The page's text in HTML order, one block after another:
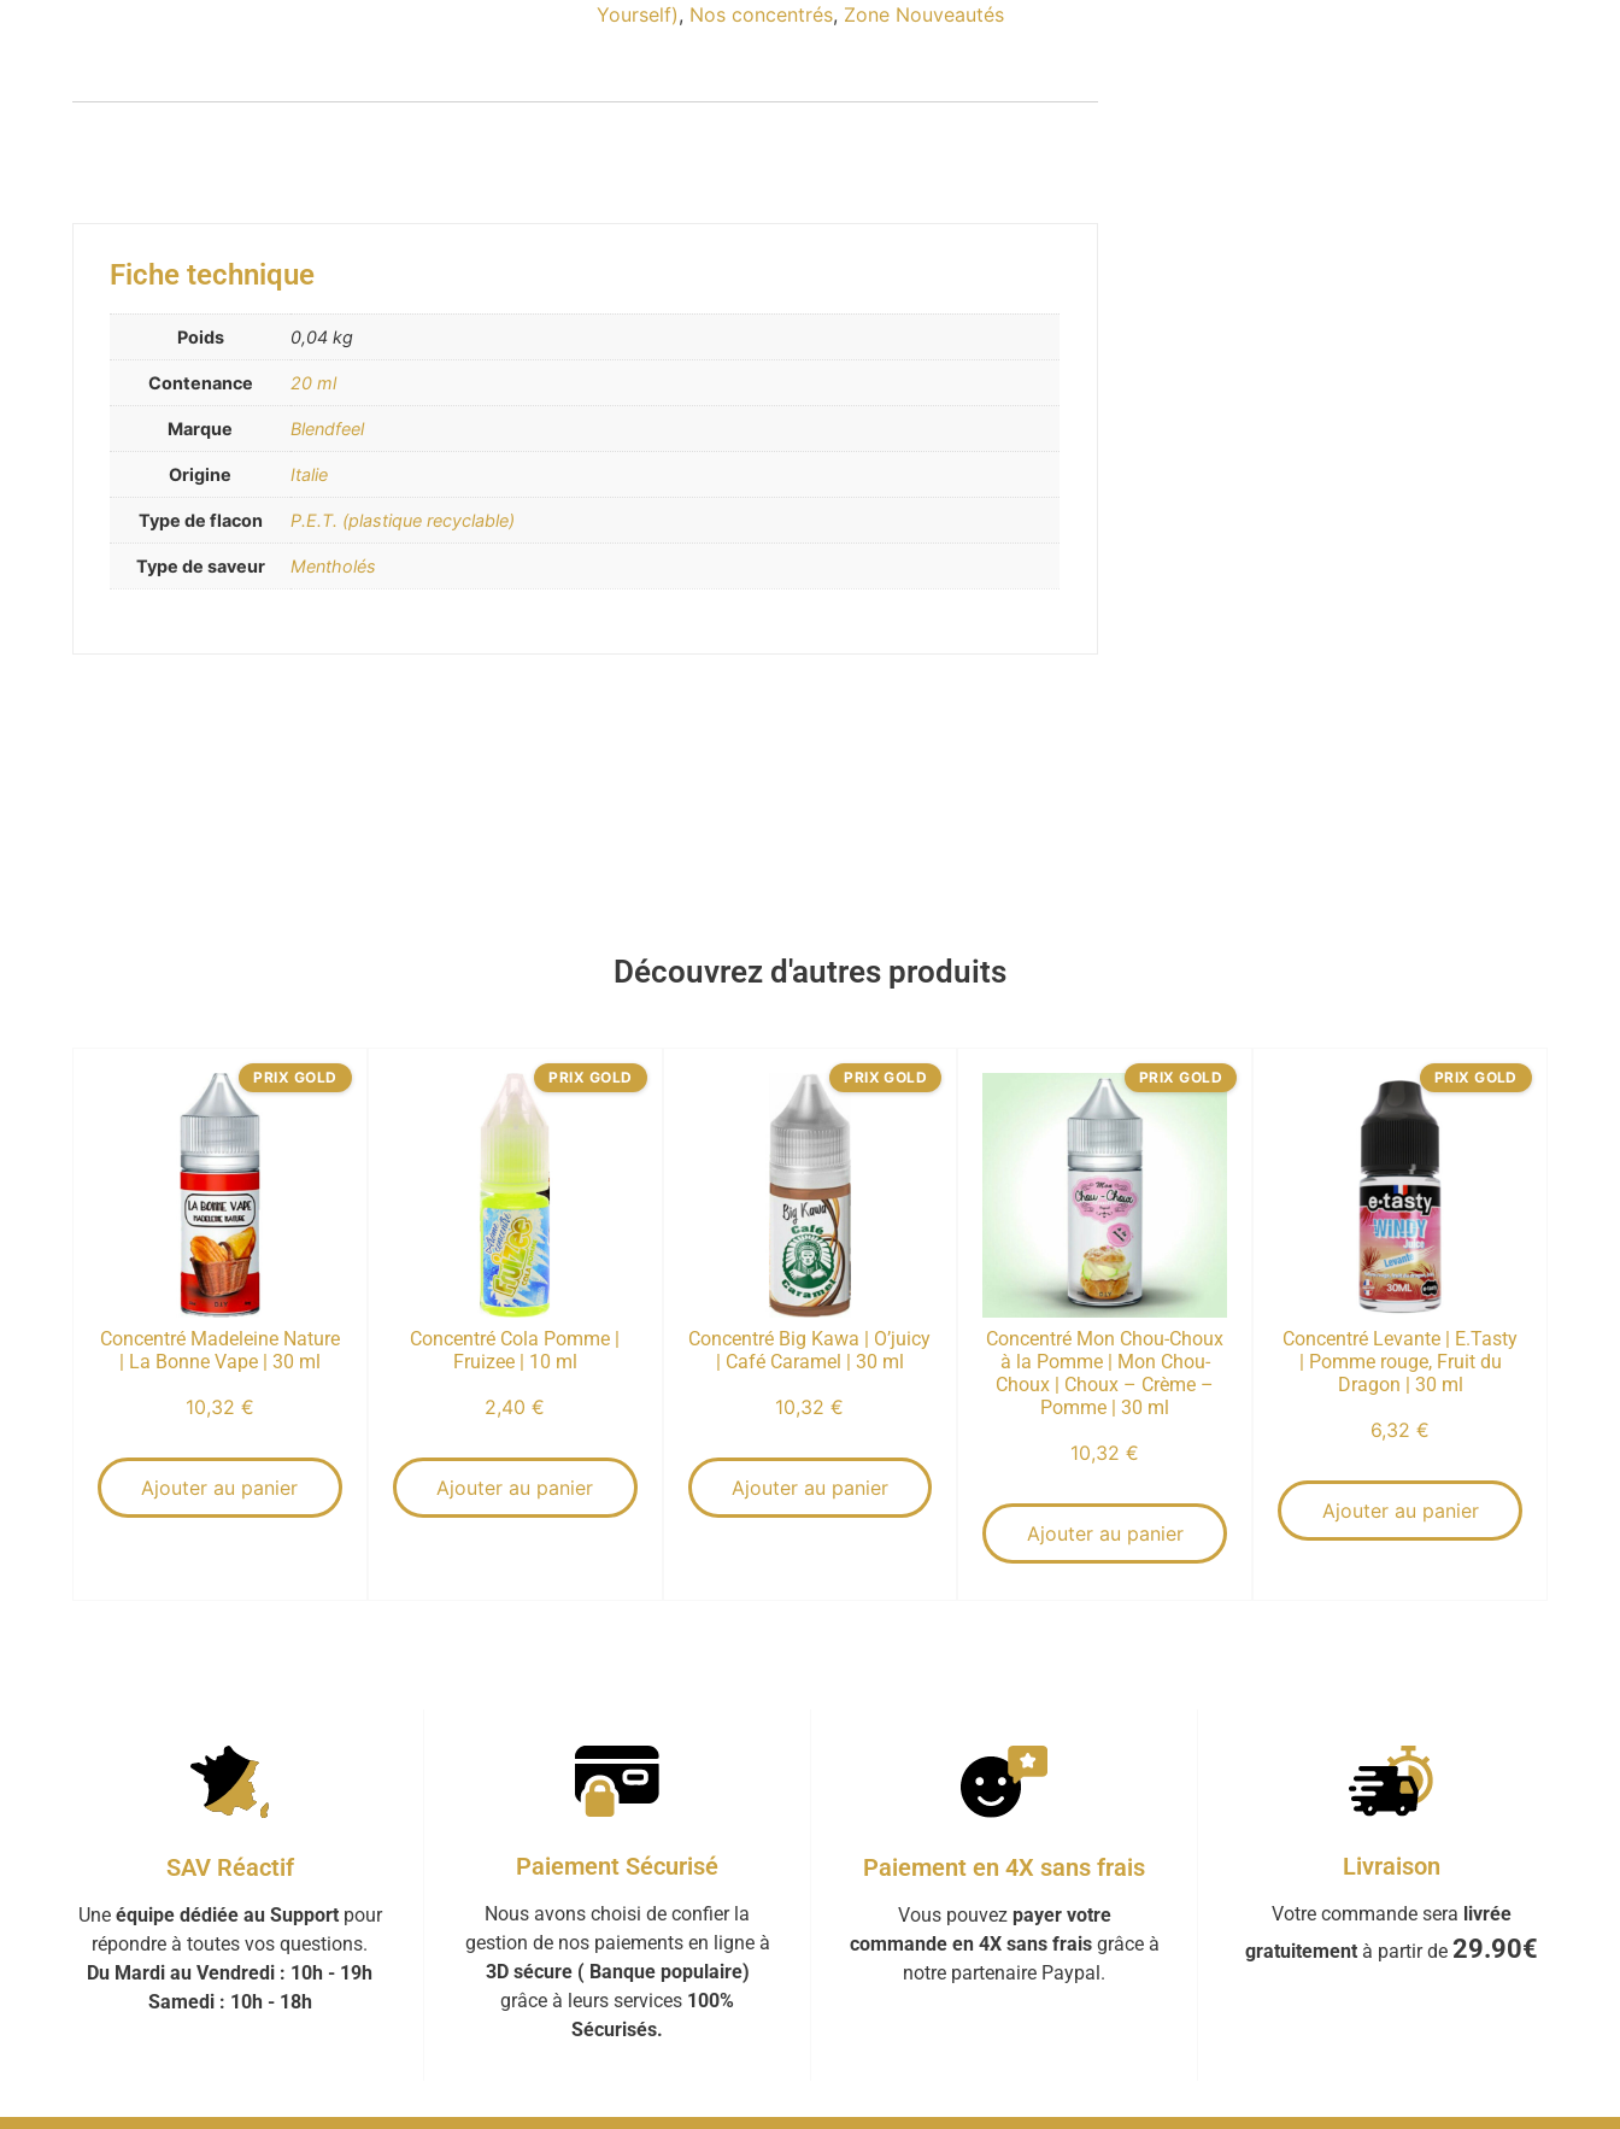
Yourself), Nos concentrés, Zone Nouveautés
Fiche technique
Poids 0,04 kg
Contenance 20 ml
Marque Blendfeel
Origine Italie
Type de flacon P.E.T. (plastique recyclable)
Type de saveur Mentholés
Découvrez d'autres produits
Concentré Madeleine Nature
| La Bonne Vape | 30 ml
10,32 €
Ajouter au panier
PRIX GOLD
Concentré Cola Pomme |
Fruizee | 10 ml
2,40€
Ajouter au panier
PRIX GOLD
Concentré Big Kawa | O’juicy
| Café Caramel | 30 ml
10,32€
Ajouter au panier
PRIX GOLD
Concentré Mon Chou-Choux
à la Pomme | Mon Chou-
Choux | Choux – Crème –
Pomme | 30 ml
10,32€
Ajouter au panier
PRIX GOLD
Concentré Levante | E.Tasty
| Pomme rouge, Fruit du
Dragon | 30 ml
6,32€
Ajouter au panier
PRIX GOLD
SAV Réactif
Une équipe dédiée au Supportpour
répondre à toutes vos questions.
Du Mardi au Vendredi : 10h - 19h
Samedi : 10h - 18h
Paiement Sécurisé
Nous avons choisi de confier la
gestion de nos paiements en ligne à
3D sécure ( Banque populaire)
grâce à leurs services 100%
Sécurisés.
Paiement en 4X sans frais
Vous pouvez payer votre
commande en 4X sans fraisgrâce à
notre partenaire Paypal.
Livraison
Votre commande sera livrée
gratuitementà partir de 29.90€